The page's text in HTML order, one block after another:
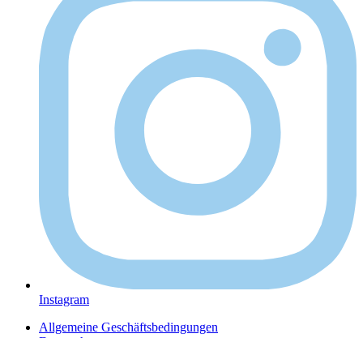
Instagram
Allgemeine Geschäftsbedingungen